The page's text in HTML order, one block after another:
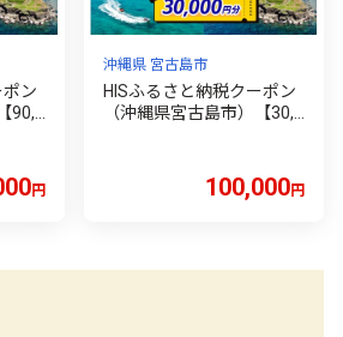
ポン
90,0
円
沖縄県 宮古島市
HISふるさと納税クーポン
（沖縄県宮古島市）【30,0
100,000円